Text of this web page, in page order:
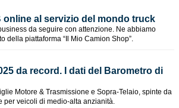
online al servizio del mondo truck
da seguire con attenzione. Ne abbiamo
della piattaforma “Il Mio Camion Shop”.
da record. I dati del Barometro di
Motore & Trasmissione e Sopra-Telaio, spinte da
per veicoli di medio-alta anzianità.